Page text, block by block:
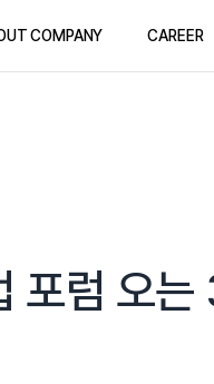
COMPANY CAREER
포럼 오는